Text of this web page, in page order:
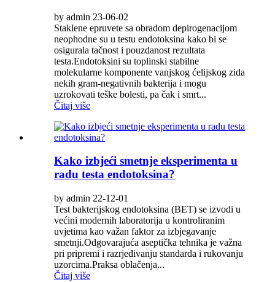
by admin 23-06-02
Staklene epruvete sa obradom depirogenacijom
neophodne su u testu endotoksina kako bi se
osigurala tačnost i pouzdanost rezultata
testa.Endotoksini su toplinski stabilne
molekularne komponente vanjskog ćelijskog zida
nekih gram-negativnih bakterija i mogu
uzrokovati teške bolesti, pa čak i smrt...
Čitaj više
Kako izbjeći smetnje eksperimenta u
radu testa endotoksina?
by admin 22-12-01
Test bakterijskog endotoksina (BET) se izvodi u
većini modernih laboratorija u kontroliranim
uvjetima kao važan faktor za izbjegavanje
smetnji.Odgovarajuća aseptička tehnika je važna
pri pripremi i razrjeđivanju standarda i rukovanju
uzorcima.Praksa oblačenja...
Čitaj više